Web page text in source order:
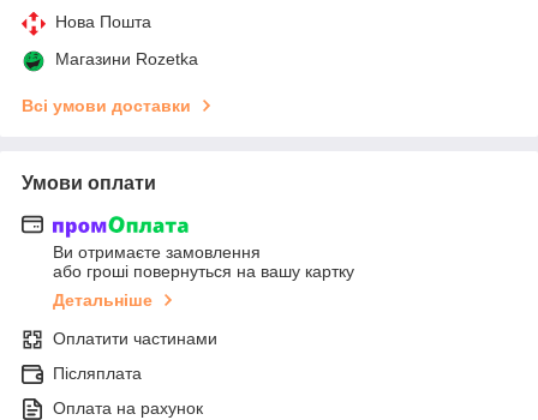
Нова Пошта
Магазини Rozetka
Всі умови доставки
Умови оплати
Ви отримаєте замовлення
або гроші повернуться на вашу картку
Детальніше
Оплатити частинами
Післяплата
Оплата на рахунок